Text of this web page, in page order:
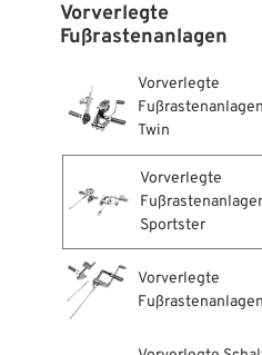
Vorverlegte
Fußrastenanlagen
Vorverlegte
Twin
Vorverlegte
Sportster
Vorverlegte